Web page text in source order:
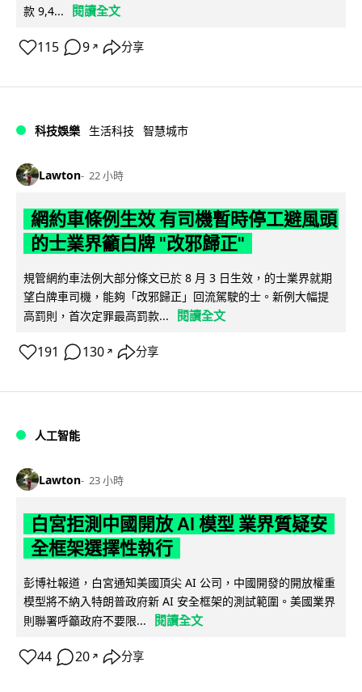
款 9,4...
閱讀全文
115 9 ↗ 分享
科技娛樂 生活科技 智慧城市
Lawton 22 小時
網約車條例生效 有司機暫時停工避風頭
的士業界籲白牌 "改邪歸正"
規管網約車法例大部分條文已於 8 月 3 日生效，的士業界就期
望白牌車司機，能夠「改邪歸正」回流駕駛的士。新例大幅提
高罰則，首次定罪最高罰款...
閱讀全文
191 130 ↗ 分享
人工智能
Lawton 23 小時
白宮拒測中國開放 AI 模型 業界質疑安
全框架選擇性執行
彭博社報道，白宮通知美國頂尖 AI 公司，中國開發的開放權重
模型將不納入特朗普政府新 AI 安全框架的測試範圍。美國業界
則聯署呼籲政府不要限...
閱讀全文
44 20 ↗ 分享